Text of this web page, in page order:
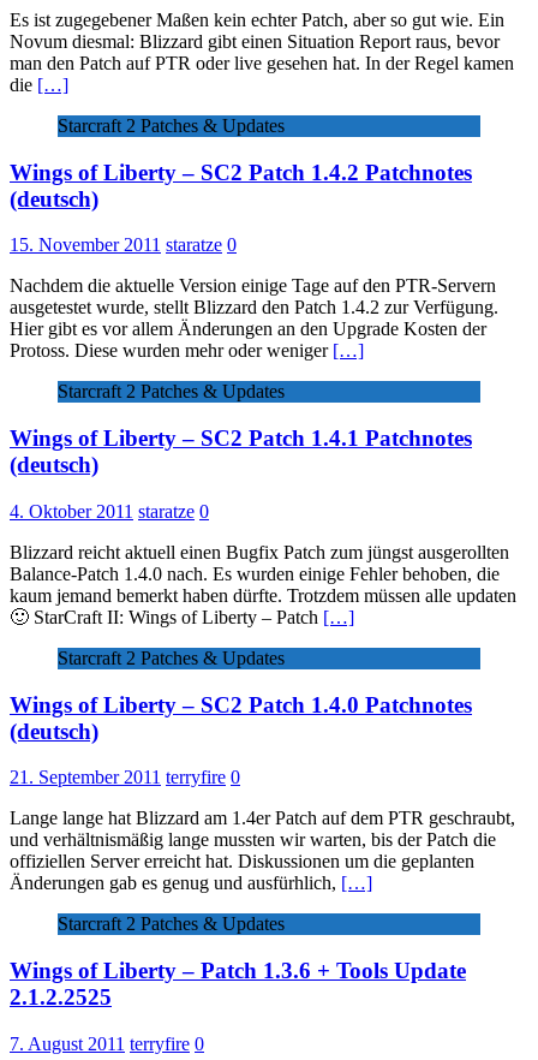
Es ist zugegebener Maßen kein echter Patch, aber so gut wie. Ein
Novum diesmal: Blizzard gibt einen Situation Report raus, bevor
man den Patch auf PTR oder live gesehen hat. In der Regel kamen
die […]
Starcraft 2 Patches & Updates
Wings of Liberty – SC2 Patch 1.4.2 Patchnotes
(deutsch)
15. November 2011 staratze 0
Nachdem die aktuelle Version einige Tage auf den PTR-Servern
ausgetestet wurde, stellt Blizzard den Patch 1.4.2 zur Verfügung.
Hier gibt es vor allem Änderungen an den Upgrade Kosten der
Protoss. Diese wurden mehr oder weniger […]
Starcraft 2 Patches & Updates
Wings of Liberty – SC2 Patch 1.4.1 Patchnotes
(deutsch)
4. Oktober 2011 staratze 0
Blizzard reicht aktuell einen Bugfix Patch zum jüngst ausgerollten
Balance-Patch 1.4.0 nach. Es wurden einige Fehler behoben, die
kaum jemand bemerkt haben dürfte. Trotzdem müssen alle updaten
🙂 StarCraft II: Wings of Liberty – Patch […]
Starcraft 2 Patches & Updates
Wings of Liberty – SC2 Patch 1.4.0 Patchnotes
(deutsch)
21. September 2011 terryfire 0
Lange lange hat Blizzard am 1.4er Patch auf dem PTR geschraubt,
und verhältnismäßig lange mussten wir warten, bis der Patch die
offiziellen Server erreicht hat. Diskussionen um die geplanten
Änderungen gab es genug und ausfürhlich, […]
Starcraft 2 Patches & Updates
Wings of Liberty – Patch 1.3.6 + Tools Update
2.1.2.2525
7. August 2011 terryfire 0